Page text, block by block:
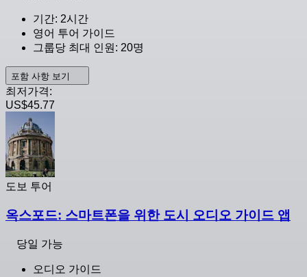
기간: 2시간
영어 투어 가이드
그룹당 최대 인원: 20명
포함 사항 보기
최저가격:
US$45.77
도보 투어
옥스포드: 스마트폰을 위한 도시 오디오 가이드 앱
당일 가능
오디오 가이드